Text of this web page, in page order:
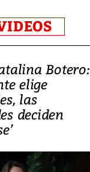
Botero:
elige
las
deciden